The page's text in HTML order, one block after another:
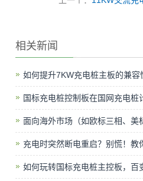
相关新闻
如何提升7KW充电桩主板的兼容
国标充电桩控制板在国网充电桩
面向海外市场（如欧标三相、美
充电时突然断电重启？别慌！
如何玩转国标充电桩主控板，百